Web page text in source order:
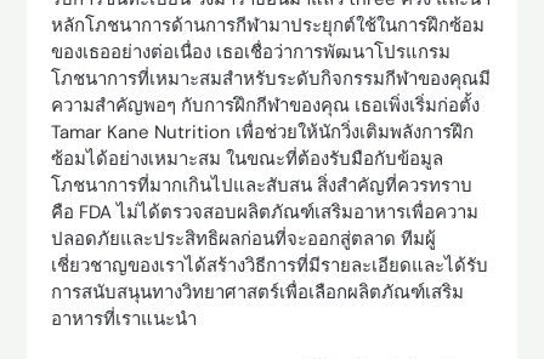
หลักโภชนาการด้านการกีฬามาประยุกต์ใช้ในการฝึกซ้อม
ของเธออย่างต่อเนื่อง เธอเชื่อว่าการพัฒนาโปรแกรม
โภชนาการที่เหมาะสมสำหรับระดับกิจกรรมกีฬาของคุณมี
ความสำคัญพอๆ กับการฝึกกีฬาของคุณ เธอเพิ่งเริ่มก่อตั้ง
Tamar Kane Nutrition เพื่อช่วยให้นักวิ่งเติมพลังการฝึก
ซ้อมได้อย่างเหมาะสม ในขณะที่ต้องรับมือกับข้อมูล
โภชนาการที่มากเกินไปและสับสน สิ่งสำคัญที่ควรทราบ
คือ FDA ไม่ได้ตรวจสอบผลิตภัณฑ์เสริมอาหารเพื่อความ
ปลอดภัยและประสิทธิผลก่อนที่จะออกสู่ตลาด ทีมผู้
เชี่ยวชาญของเราได้สร้างวิธีการที่มีรายละเอียดและได้รับ
การสนับสนุนทางวิทยาศาสตร์เพื่อเลือกผลิตภัณฑ์เสริม
อาหารที่เราแนะนำ